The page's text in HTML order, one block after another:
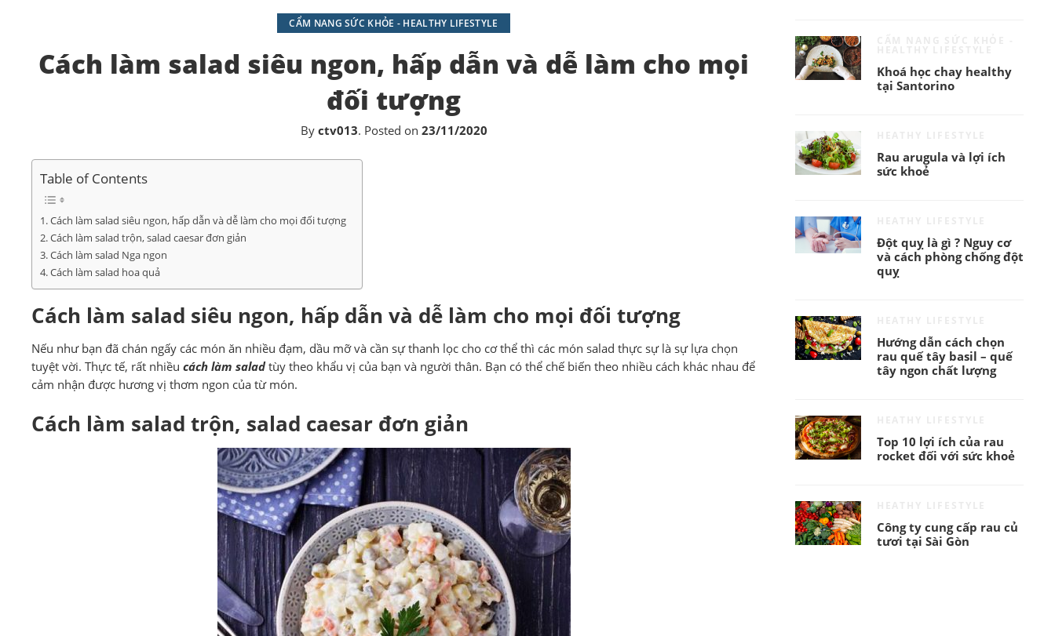
CẨM NANG SỨC KHỎE - HEALTHY LIFESTYLE
Cách làm salad siêu ngon, hấp dẫn và dễ làm cho mọi
đối tượng
By ctv013. Posted on 23/11/2020
Table of Contents
Cách làm salad siêu ngon, hấp dẫn và dễ làm cho mọi đối tượng
Cách làm salad trộn, salad caesar đơn giản
Cách làm salad Nga ngon
Cách làm salad hoa quả
Cách làm salad siêu ngon, hấp dẫn và dễ làm cho mọi đối tượng
Nếu như bạn đã chán ngấy các món ăn nhiều đạm, dầu mỡ và cần sự thanh lọc cho cơ thể thì các món salad thực sự là sự lựa chọn
tuyệt vời. Thực tế, rất nhiều cách làm saladtùy theo khẩu vị của bạn và người thân. Bạn có thể chế biến theo nhiều cách khác nhau để
cảm nhận được hương vị thơm ngon của từ món.
Cách làm salad trộn, salad caesar đơn giản
Khoá học chay healthy
tại Santorino
Rau arugula và lợi ích
sức khoẻ
Đột quỵ là gì ? Nguy cơ
và cách phòng chống đột
quỵ
Hướng dẫn cách chọn
rau quế tây basil – quế
tây ngon chất lượng
Top 10 lợi ích của rau
rocket đối với sức khoẻ
Công ty cung cấp rau củ
tươi tại Sài Gòn